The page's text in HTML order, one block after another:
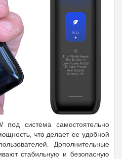
система самостоятельно
что делает ее удобной
Дополнительные
стабильную и безопасную